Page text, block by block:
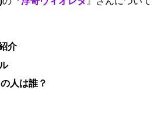
介
人は誰？